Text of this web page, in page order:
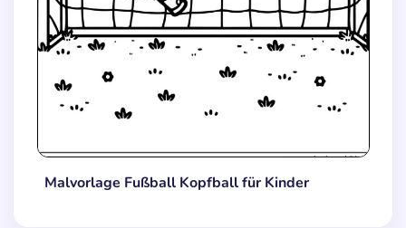
Malvorlage Fußball Kopfball für Kinder